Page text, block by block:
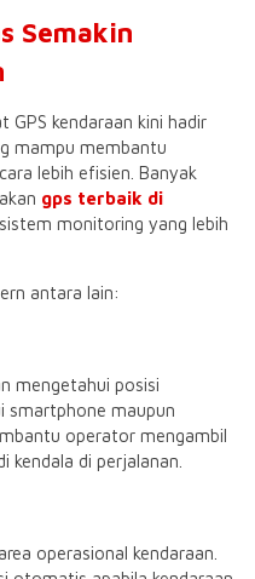
Semakin
kendaraan kini hadir
mampu membantu
lebih efisien. Banyak
gps terbaik di
monitoring yang lebih
antara lain:
mengetahui posisi
smartphone maupun
operator mengambil
kendala di perjalanan.
operasional kendaraan.